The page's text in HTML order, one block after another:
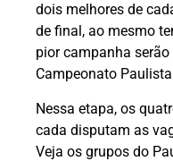
dois melhores de
de final, ao mesmo
pior campanha
Campeonato
Nessa etapa, os
cada disputam as
Veja os grupos do